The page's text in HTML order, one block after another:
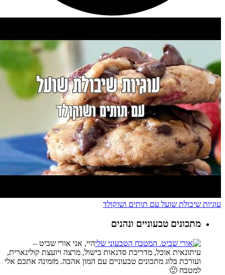
עוגיות שיבולת שועל עם תותים ושוקולד
מתכונים טבעוניים ונהנים
היי, אני אורי שביט –
עיתונאית אוכל, מדריכת סדנאות בישול, מרצה ויועצת קולינארית,
ועורכת בלוג מתכונים טבעוניים עם המון אהבה. מזמינה אתכם אלי
למטבח 🙂